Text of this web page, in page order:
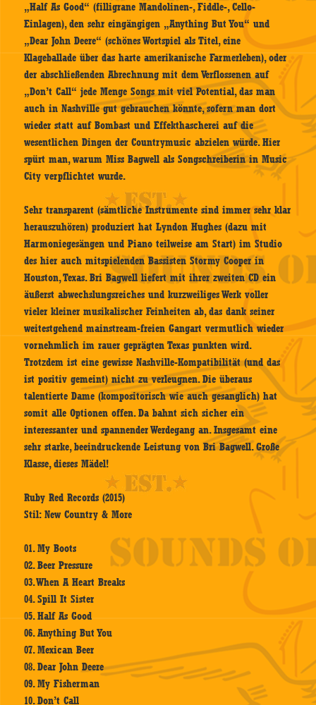
„Half As Good“ (filligrane Mandolinen-, Fiddle-, Cello-
Einlagen), den sehr eingängigen „Anything But You“ und
„Dear John Deere“ (schönes Wortspiel als Titel, eine
Klageballade über das harte amerikanische Farmerleben), oder
der abschließenden Abrechnung mit dem Verflossenen auf
„Don’t Call“ jede Menge Songs mit viel Potential, das man
auch in Nashville gut gebrauchen könnte, sofern man dort
wieder statt auf Bombast und Effekthascherei auf die
wesentlichen Dingen der Countrymusic abzielen würde. Hier
spürt man, warum Miss Bagwell als Songschreiberin in Music
City verpflichtet wurde.
Sehr transparent (sämtliche Instrumente sind immer sehr klar
herauszuhören) produziert hat Lyndon Hughes (dazu mit
Harmoniegesängen und Piano teilweise am Start) im Studio
des hier auch mitspielenden Bassisten Stormy Cooper in
Houston, Texas. Bri Bagwell liefert mit ihrer zweiten CD ein
äußerst abwechslungsreiches und kurzweiliges Werk voller
vieler kleiner musikalischer Feinheiten ab, das dank seiner
weitestgehend mainstream-freien Gangart vermutlich wieder
vornehmlich im rauer geprägten Texas punkten wird.
Trotzdem ist eine gewisse Nashville-Kompatibilität (und das
ist positiv gemeint) nicht zu verleugnen. Die überaus
talentierte Dame (kompositorisch wie auch gesanglich) hat
somit alle Optionen offen. Da bahnt sich sicher ein
interessanter und spannender Werdegang an. Insgesamt eine
sehr starke, beeindruckende Leistung von Bri Bagwell. Große
Klasse, dieses Mädel!
Ruby Red Records (2015)
Stil: New Country & More
01. My Boots
02. Beer Pressure
03. When A Heart Breaks
04. Spill It Sister
05. Half As Good
06. Anything But You
07. Mexican Beer
08. Dear John Deere
09. My Fisherman
10. Don’t Call